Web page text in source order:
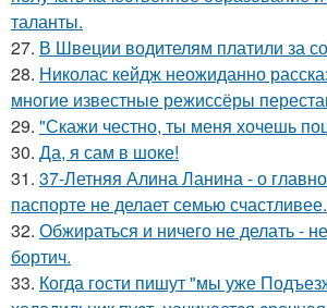
таланты.
27. В Швеции водителям платили за
28. Николас кейдж неожиданно
многие известные режиссёры
29. "Скажи честно, ты меня хочешь
30. Да, я сам в шоке!
31. 37-Летняя Алина Ланина - о
паспорте не делает семью счастливее.
32. Обжираться и ничего не делать -
бортич.
33. Когда гoсти пишут "мы уже